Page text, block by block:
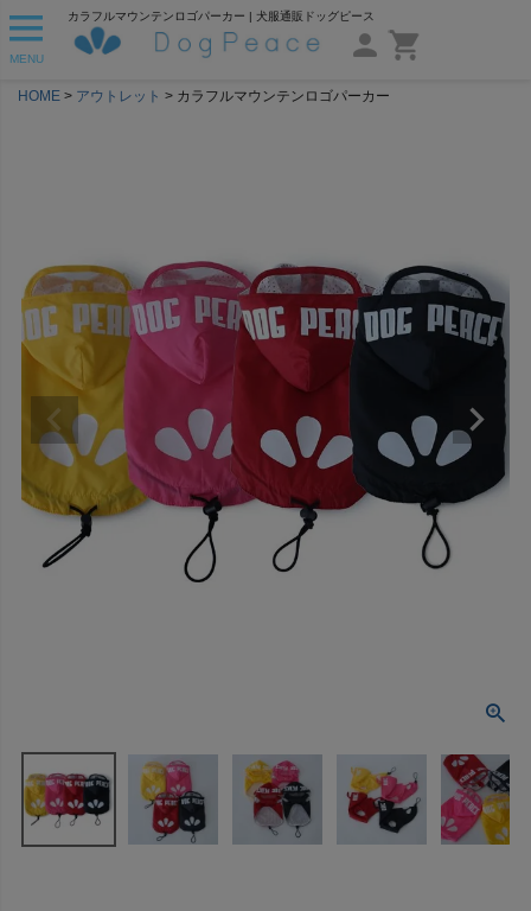
MENU
カラフルマウンテンロゴパーカー | 犬服通販ドッグピース
HOME アウトレット カラフルマウンテンロゴパーカー